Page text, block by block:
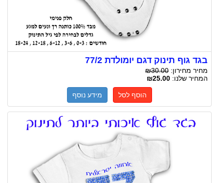
בגד גוף תינוק דגם יומולדת 77/2
מחיר מחירון: ₪30.00
המחיר שלנו: ₪25.00
הוסף לסל מידע נוסף